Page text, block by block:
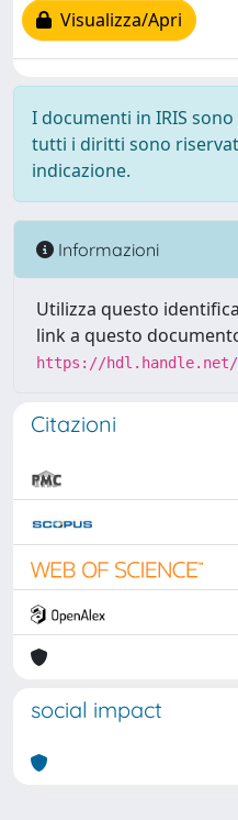
Visualizza/Apri
I documenti in IRIS
tutti i diritti sono
indicazione.
Informazioni
Utilizza questo
link a questo
https://hdl.handle.net/
Citazioni
social impact